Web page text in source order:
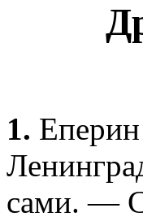
1.
сами. —